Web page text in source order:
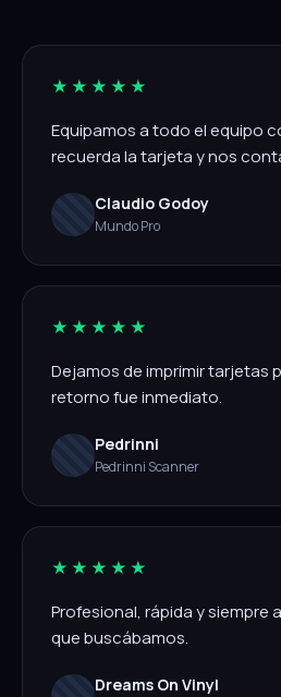
★★★★★
Equipamos a todo el equipo
recuerda la tarjeta y nos
Claudio Godoy
Mundo Pro
★★★★★
Dejamos de imprimir tarjetas
retorno fue inmediato.
Pedrinni
Pedrinni Scanner
★★★★★
Profesional, rápida y siempre
que buscábamos.
Dreams On Vinyl